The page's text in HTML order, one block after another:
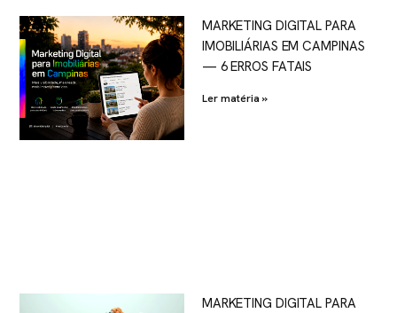
MARKETING DIGITAL PARA
IMOBILIÁRIAS EM CAMPINAS
— 6 ERROS FATAIS
Ler matéria »
MARKETING DIGITAL PARA